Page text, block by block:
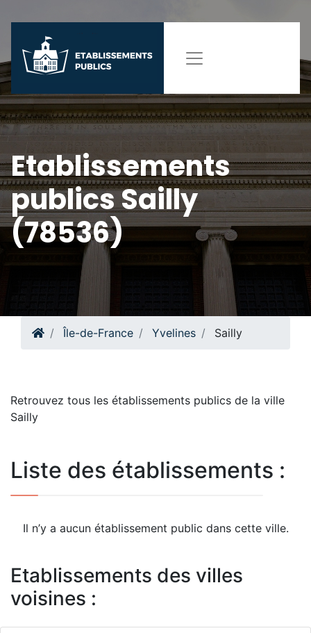
Etablissements
publics Sailly
(78536)
Île-de-France Yvelines Sailly
Retrouvez tous les établissements publics de la ville
Sailly
Liste des établissements :
Il n’y a aucun établissement public dans cette ville.
Etablissements des villes
voisines :